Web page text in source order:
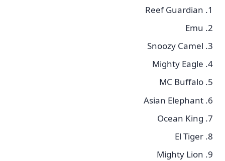
Reef Guardian
Emu
Snoozy Camel
Mighty Eagle
MC Buffalo
Asian Elephant
Ocean King
El Tiger
Mighty Lion